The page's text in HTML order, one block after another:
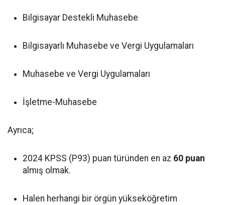
Bilgisayar Destekli Muhasebe
Bilgisayarlı Muhasebe ve Vergi Uygulamaları
Muhasebe ve Vergi Uygulamaları
İşletme-Muhasebe
Ayrıca;
2024 KPSS (P93) puan türünden en az 60 puan
almış olmak.
Halen herhangi bir örgün yükseköğretim